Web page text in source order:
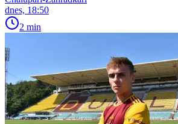
dnes, 18:50
2 min